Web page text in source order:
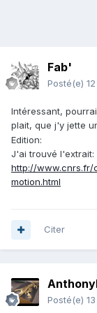
Fab'
Posté(e)
Intéressant,
plait, que j'y jette
Edition:
J'ai trouvé l'extrait:
http://www.cnrs.fr/
motion.html
Citer
Posté(e)